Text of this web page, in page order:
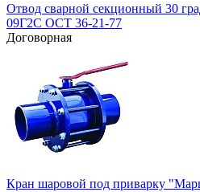
Отвод сварной секционный 30
09Г2С ОСТ 36-21-77
Договорная
Кран шаровой под приварку